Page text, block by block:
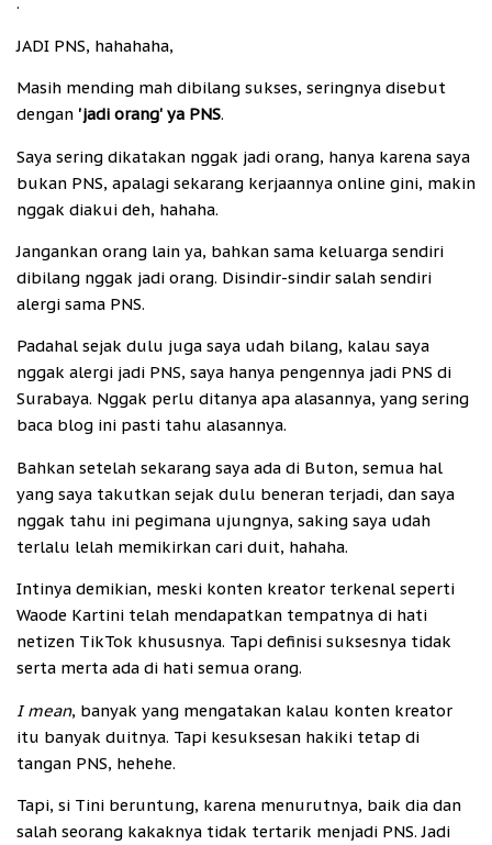
JADI PNS, hahahaha,
Masih mending mah dibilang sukses, seringnya disebut
dengan 'jadi orang' ya PNS.
Saya sering dikatakan nggak jadi orang, hanya karena saya
bukan PNS, apalagi sekarang kerjaannya online gini, makin
nggak diakui deh, hahaha.
Jangankan orang lain ya, bahkan sama keluarga sendiri
dibilang nggak jadi orang. Disindir-sindir salah sendiri
alergi sama PNS.
Padahal sejak dulu juga saya udah bilang, kalau saya
nggak alergi jadi PNS, saya hanya pengennya jadi PNS di
Surabaya. Nggak perlu ditanya apa alasannya, yang sering
baca blog ini pasti tahu alasannya.
Bahkan setelah sekarang saya ada di Buton, semua hal
yang saya takutkan sejak dulu beneran terjadi, dan saya
nggak tahu ini pegimana ujungnya, saking saya udah
terlalu lelah memikirkan cari duit, hahaha.
Intinya demikian, meski konten kreator terkenal seperti
Waode Kartini telah mendapatkan tempatnya di hati
netizen TikTok khususnya. Tapi definisi suksesnya tidak
serta merta ada di hati semua orang.
I mean, banyak yang mengatakan kalau konten kreator
itu banyak duitnya. Tapi kesuksesan hakiki tetap di
tangan PNS, hehehe.
Tapi, si Tini beruntung, karena menurutnya, baik dia dan
salah seorang kakaknya tidak tertarik menjadi PNS. Jadi